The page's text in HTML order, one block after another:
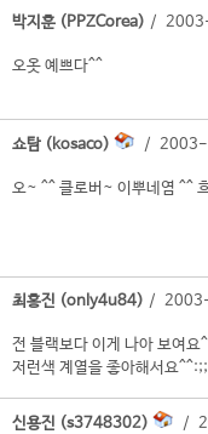
박지훈 (PPZCorea) /
오옷 예쁘다^^
쇼탐 (kosaco) / 2003-
오~ ^^ 클로버~ 이뿌네염 ^^
최홍진 (only4u84) /
전 블랙보다 이게 나아 보여요
저런색 계열을 좋아해서요^^:;;
신용진 (s3748302) /